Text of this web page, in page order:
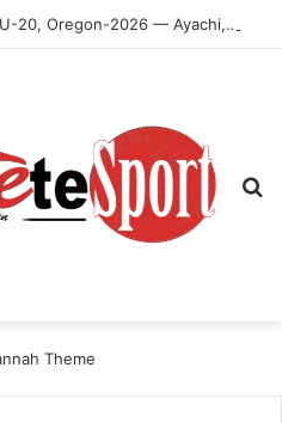
Championnats du monde U-20, Oregon-2026 — Ayachi, Dissa, Touahria et Ghezali en finale